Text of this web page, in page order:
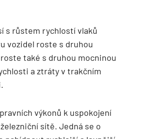
s růstem rychlostí vlaků
vozidel roste s druhou
také s druhou mocninou
a ztráty v trakčním
výkonů k uspokojení
sítě. Jedná se o